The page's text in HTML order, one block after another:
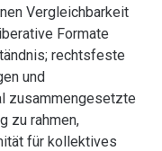
Vergleichbarkeit
Formate
rechtsfeste
und
zusammengesetzte
zu rahmen,
für kollektives